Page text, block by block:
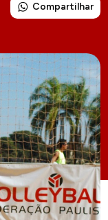
Compartilhar